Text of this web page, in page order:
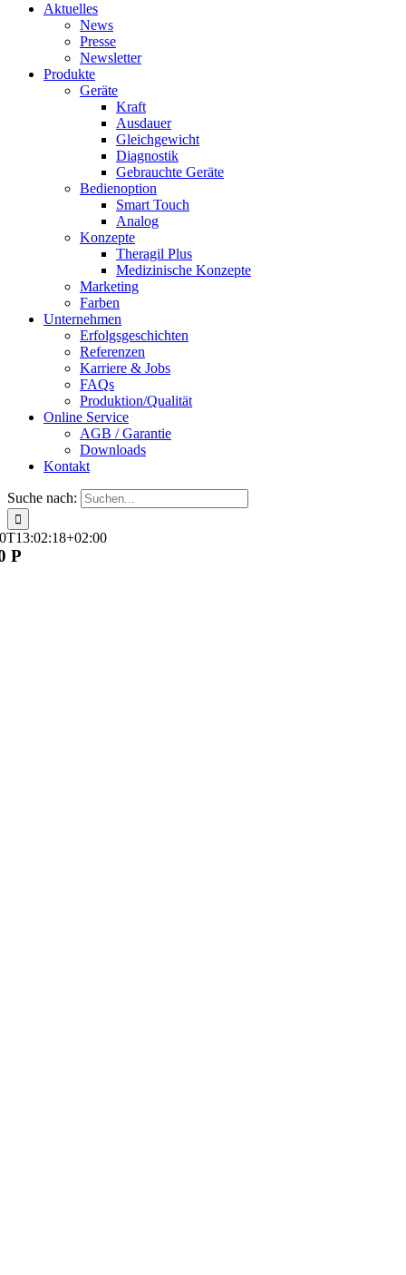
Aktuelles
News
Presse
Newsletter
Produkte
Geräte
Kraft
Ausdauer
Gleichgewicht
Diagnostik
Gebrauchte Geräte
Bedienoption
Smart Touch
Analog
Konzepte
Theragil Plus
Medizinische Konzepte
Marketing
Farben
Unternehmen
Erfolgsgeschichten
Referenzen
Karriere & Jobs
FAQs
Produktion/Qualität
Online Service
AGB / Garantie
Downloads
Kontakt
Suche nach:
P